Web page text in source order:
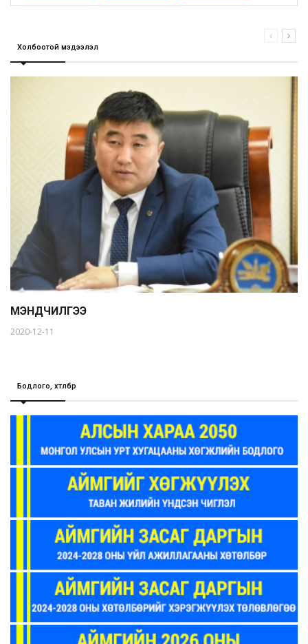
Холбоотой мэдээлэл
МЭНДЧИЛГЭЭ
2020-12-11
Бодлого, хөтөлбөр